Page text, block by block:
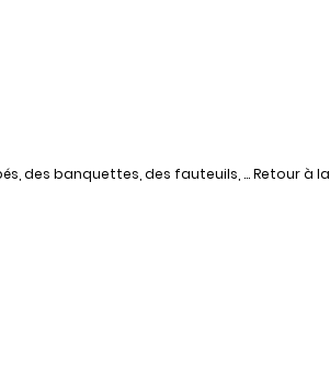
des banquettes, des fauteuils, … Retour à la